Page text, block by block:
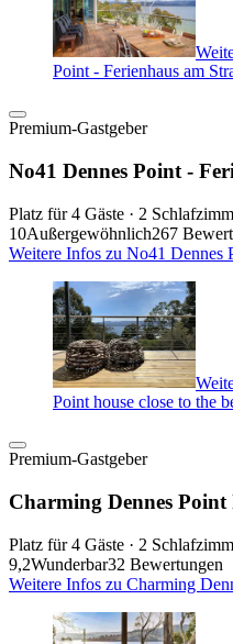
Point - Ferienhaus am
Premium-Gastgeber
No41 Dennes Point -
Platz für 4 Gäste · 2
10Außergewöhnlich267
Weitere Infos zu No41 Dennes
Point house close to the
Premium-Gastgeber
Charming Dennes Point
Platz für 4 Gäste · 2
9,2Wunderbar32 Bewertungen
Weitere Infos zu Charming